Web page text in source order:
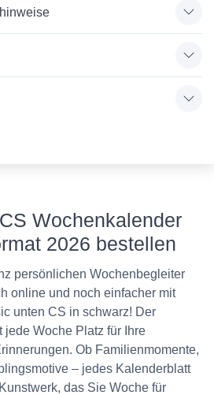
Wochenkalender
2026 bestellen
persönlichen Wochenbegleiter
online und noch einfacher mit
unten CS in schwarz! Der
Woche Platz für Ihre
Ob Familienmomente,
– jedes Kalenderblatt
das Sie Woche für